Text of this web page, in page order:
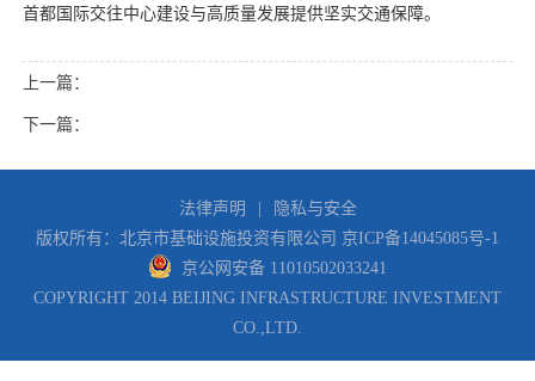
首都国际交往中心建设与高质量发展提供坚实交通保障。
上一篇：
下一篇：
法律声明
隐私与安全
版权所有：北京市基础设施投资有限公司 京ICP备14045085号-1
京公网安备 11010502033241
COPYRIGHT 2014 BEIJING INFRASTRUCTURE INVESTMENT
CO.,LTD.